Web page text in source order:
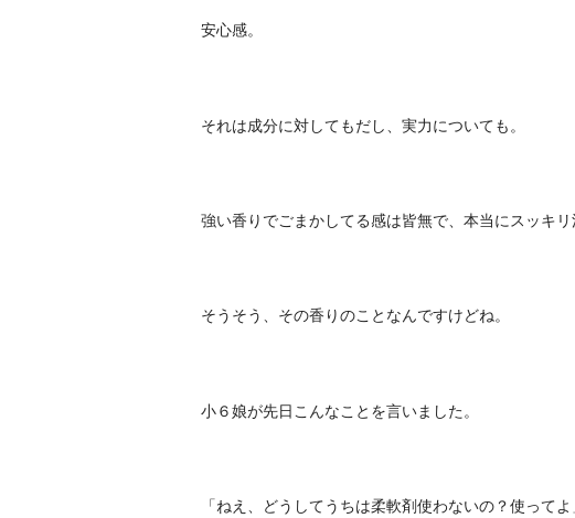
安心感。
それは成分に対してもだし、実力についても。
強い香りでごまかしてる感は皆無で、本当にスッキリ
そうそう、その香りのことなんですけどね。
小６娘が先日こんなことを言いました。
「ねえ、どうしてうちは柔軟剤使わないの？使ってよ